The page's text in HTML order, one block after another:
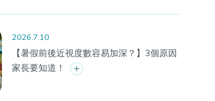
2026.7.10
【暑假前後近視度數容易加深？】3個原因
家長要知道！